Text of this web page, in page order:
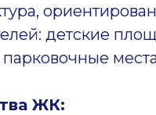
детские
ЖК: